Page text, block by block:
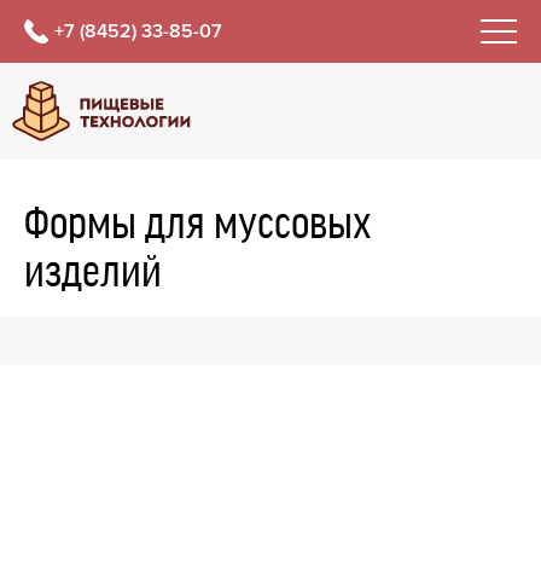
+7 (8452) 33-85-07
Формы для муссовых
изделий